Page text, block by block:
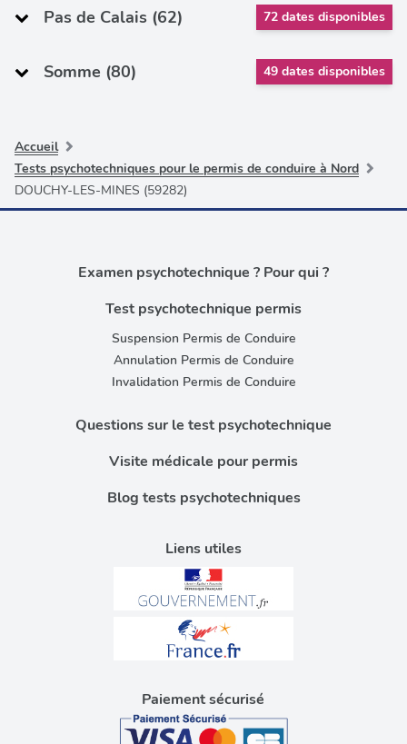
Pas de Calais (62) 72 dates disponibles
Somme (80) 49 dates disponibles
Accueil
Tests psychotechniques pour le permis de conduire à Nord
DOUCHY-LES-MINES (59282)
Liens utiles
Examen psychotechnique ? Pour qui ?
Test psychotechnique permis
Suspension Permis de Conduire
Annulation Permis de Conduire
Invalidation Permis de Conduire
Questions sur le test psychotechnique
Visite médicale pour permis
Blog tests psychotechniques
Paiement sécurisé